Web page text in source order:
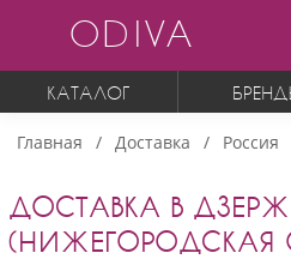
ODIVA
КАТАЛОГ
Главная Доставка Россия
ДОСТАВКА В
(НИЖЕГОРОДСКАЯ